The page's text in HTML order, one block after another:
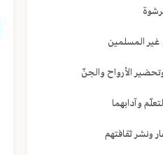
غير المسلمين
الأرواح والجنّ
وآدابهما
ونشر ثقافتهم